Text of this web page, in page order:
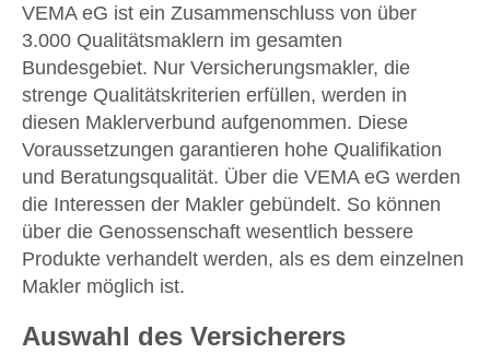
VEMA eG ist ein Zusammenschluss von über
3.000 Qualitätsmaklern im gesamten
Bundesgebiet. Nur Versicherungsmakler, die
strenge Qualitätskriterien erfüllen, werden in
diesen Maklerverbund aufgenommen. Diese
Voraussetzungen garantieren hohe Qualifikation
und Beratungsqualität. Über die VEMA eG werden
die Interessen der Makler gebündelt. So können
über die Genossenschaft wesentlich bessere
Produkte verhandelt werden, als es dem einzelnen
Makler möglich ist.
Auswahl des Versicherers